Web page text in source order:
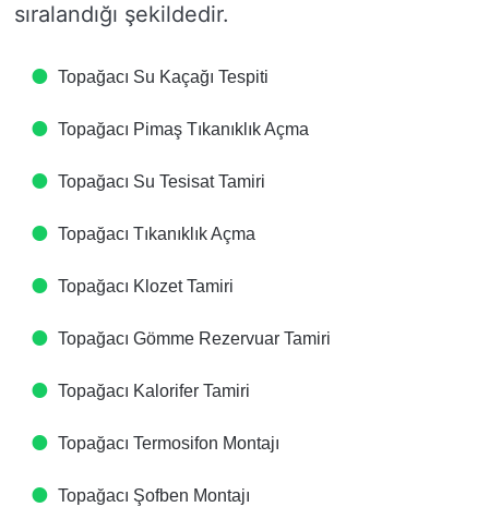
sıralandığı şekildedir.
Topağacı Su Kaçağı Tespiti
Topağacı Pimaş Tıkanıklık Açma
Topağacı Su Tesisat Tamiri
Topağacı Tıkanıklık Açma
Topağacı Klozet Tamiri
Topağacı Gömme Rezervuar Tamiri
Topağacı Kalorifer Tamiri
Topağacı Termosifon Montajı
Topağacı Şofben Montajı